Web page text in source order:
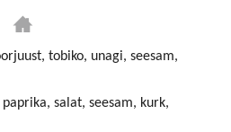
tobiko, unagi, seesam,
salat, seesam, kurk,